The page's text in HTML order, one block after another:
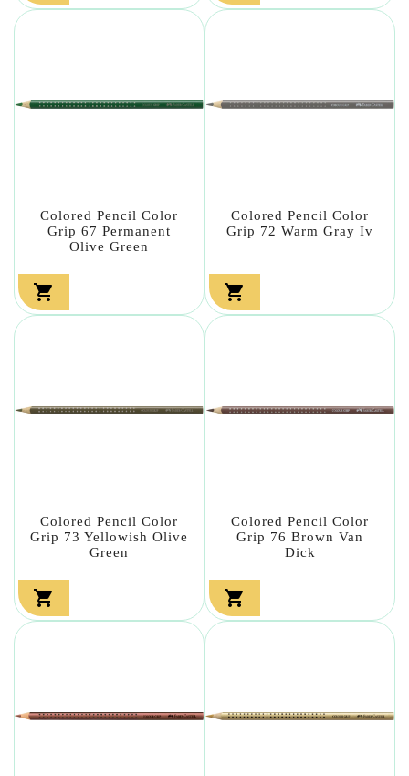
Colored Pencil Color
Grip 67 Permanent
Olive Green

Colored Pencil Color
Grip 72 Warm Gray Iv

Colored Pencil Color
Grip 73 Yellowish Olive
Green

Colored Pencil Color
Grip 76 Brown Van
Dick
